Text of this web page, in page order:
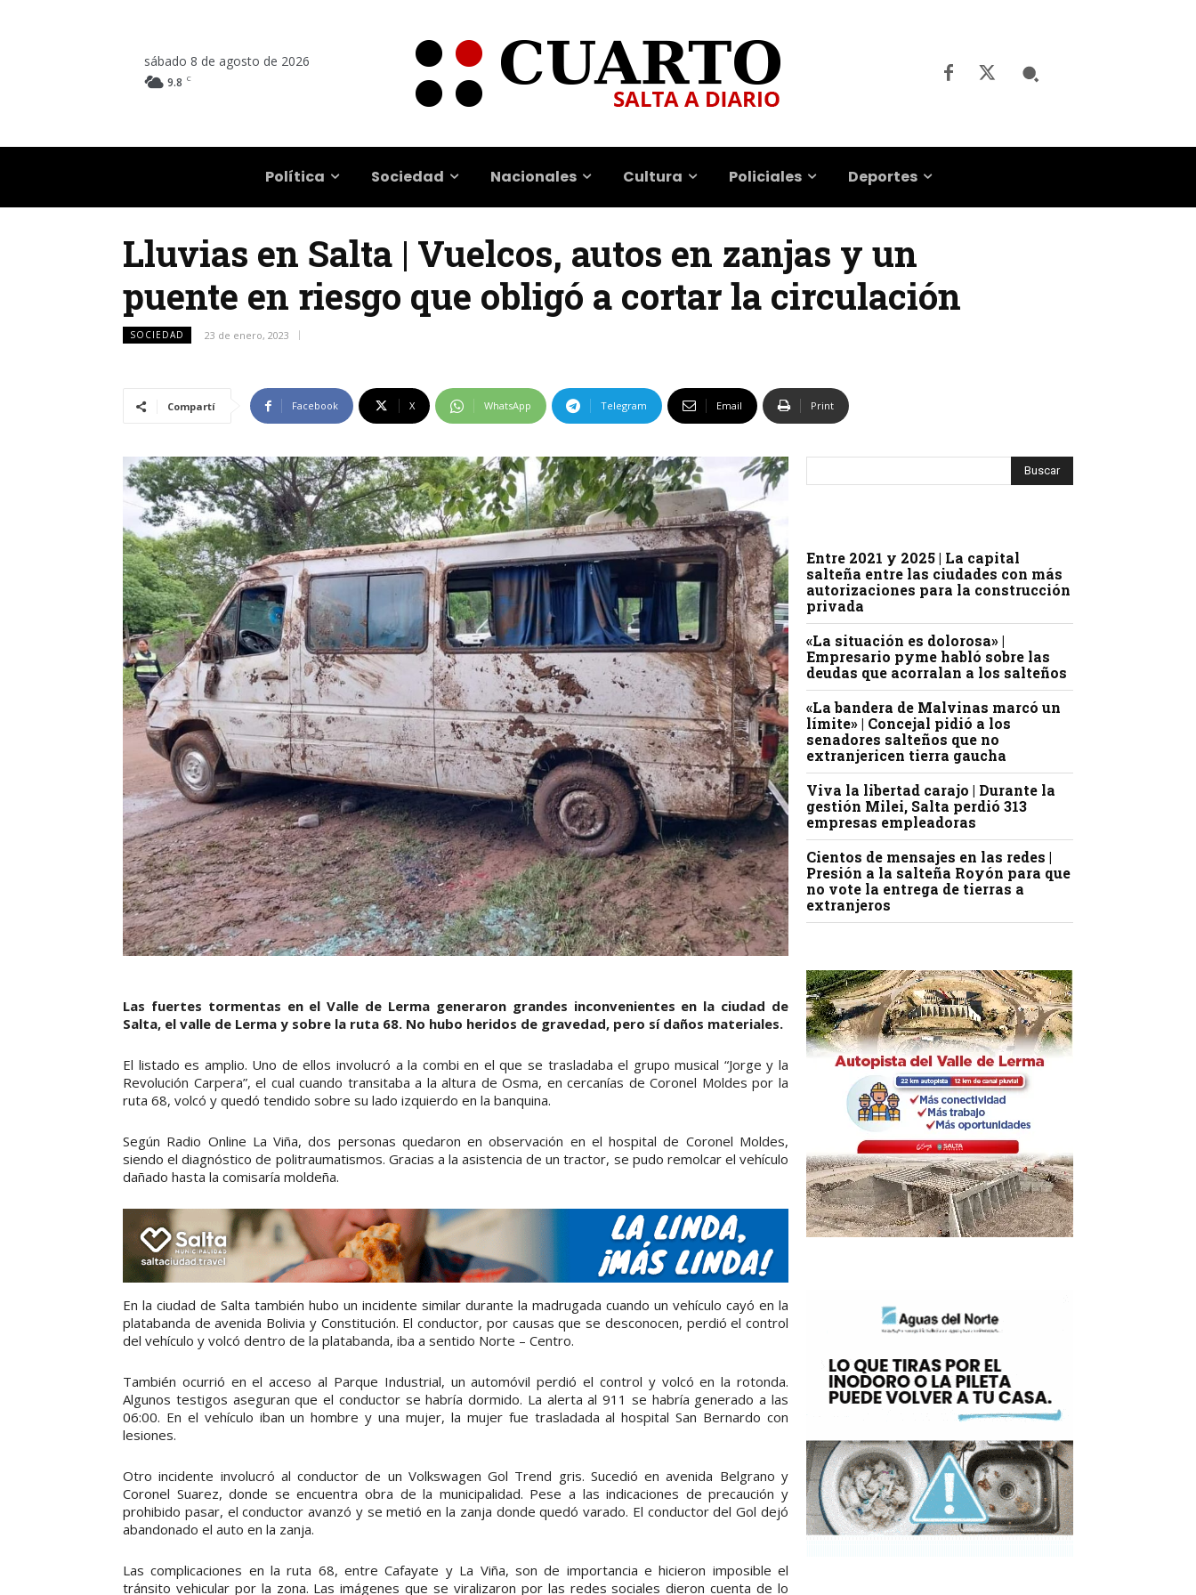
sábado 8 de agosto de 2026
9.8 C
Política Sociedad Nacionales Cultura Policiales Deportes
Lluvias en Salta | Vuelcos, autos en zanjas y un
puente en riesgo que obligó a cortar la circulación
SOCIEDAD 23 de enero, 2023
Compartí Facebook X WhatsApp Telegram Email Print
Las fuertes tormentas en el Valle de Lerma generaron grandes inconvenientes en la ciudad de
Salta, el valle de Lerma y sobre la ruta 68. No hubo heridos de gravedad, pero sí daños materiales.
El listado es amplio. Uno de ellos involucró a la combi en el que se trasladaba el grupo musical “Jorge y la
Revolución Carpera”, el cual cuando transitaba a la altura de Osma, en cercanías de Coronel Moldes por la
ruta 68, volcó y quedó tendido sobre su lado izquierdo en la banquina.
Según Radio Online La Viña, dos personas quedaron en observación en el hospital de Coronel Moldes,
siendo el diagnóstico de politraumatismos. Gracias a la asistencia de un tractor, se pudo remolcar el vehículo
dañado hasta la comisaría moldeña.
En la ciudad de Salta también hubo un incidente similar durante la madrugada cuando un vehículo cayó en la
platabanda de avenida Bolivia y Constitución. El conductor, por causas que se desconocen, perdió el control
del vehículo y volcó dentro de la platabanda, iba a sentido Norte – Centro.
También ocurrió en el acceso al Parque Industrial, un automóvil perdió el control y volcó en la rotonda.
Algunos testigos aseguran que el conductor se habría dormido. La alerta al 911 se habría generado a las
06:00. En el vehículo iban un hombre y una mujer, la mujer fue trasladada al hospital San Bernardo con
lesiones.
Otro incidente involucró al conductor de un Volkswagen Gol Trend gris. Sucedió en avenida Belgrano y
Coronel Suarez, donde se encuentra obra de la municipalidad. Pese a las indicaciones de precaución y
prohibido pasar, el conductor avanzó y se metió en la zanja donde quedó varado. El conductor del Gol dejó
abandonado el auto en la zanja.
Las complicaciones en la ruta 68, entre Cafayate y La Viña, son de importancia e hicieron imposible el
tránsito vehicular por la zona. Las imágenes que se viralizaron por las redes sociales dieron cuenta de lo
Entre 2021 y 2025 | La capital
salteña entre las ciudades con más
autorizaciones para la construcción
privada
«La situación es dolorosa» |
Empresario pyme habló sobre las
deudas que acorralan a los salteños
«La bandera de Malvinas marcó un
límite» | Concejal pidió a los
senadores salteños que no
extranjericen tierra gaucha
Viva la libertad carajo | Durante la
gestión Milei, Salta perdió 313
empresas empleadoras
Cientos de mensajes en las redes |
Presión a la salteña Royón para que
no vote la entrega de tierras a
extranjeros